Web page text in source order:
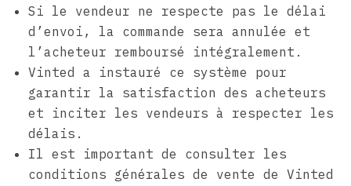
Si le vendeur ne respecte pas le délai
d’envoi, la commande sera annulée et
l’acheteur remboursé intégralement.
Vinted a instauré ce système pour
garantir la satisfaction des acheteurs
et inciter les vendeurs à respecter les
délais.
Il est important de consulter les
conditions générales de vente de Vinted